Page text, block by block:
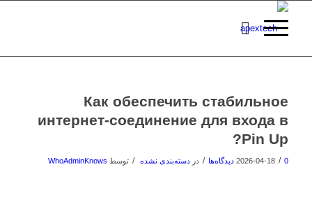
Как обеспечить стабильное
интернет-соединение для входа в
Pin Up?
2026-04-18 / 0 دیدگاه‌ها / در دسته‌بندی نشده / توسط WhoAdminKnows